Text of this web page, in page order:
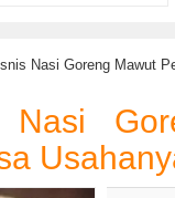
Nasi Goreng Mawut
Nasi